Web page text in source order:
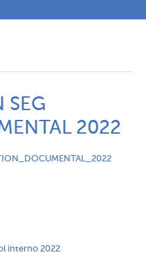
SEG
2022
interno 2022